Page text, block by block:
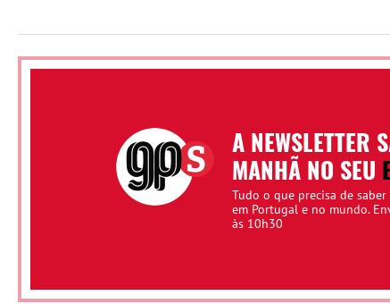
A NEWSLETTER
MANHÃ NO SEU
Tudo o que precisa de
em Portugal e no mundo.
às 10h30